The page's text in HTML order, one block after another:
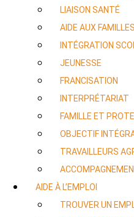
LIAISON SANTÉ
AIDE AUX FAMILLES
INTÉGRATION
JEUNESSE
FRANCISATION
INTERPRÉTARIAT
FAMILLE ET
OBJECTIF
TRAVAILLEURS
AIDE À L’EMPLOI
TROUVER UN